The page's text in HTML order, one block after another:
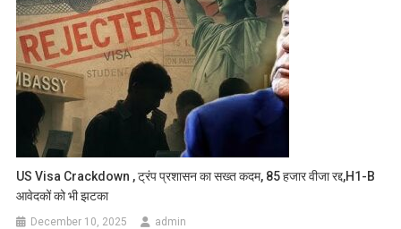
US Visa Crackdown , ट्रंप प्रशासन का सख्त कदम, 85 हजार वीजा रद्द,H1-B
आवेदकों को भी झटका
December 10, 2025 admin